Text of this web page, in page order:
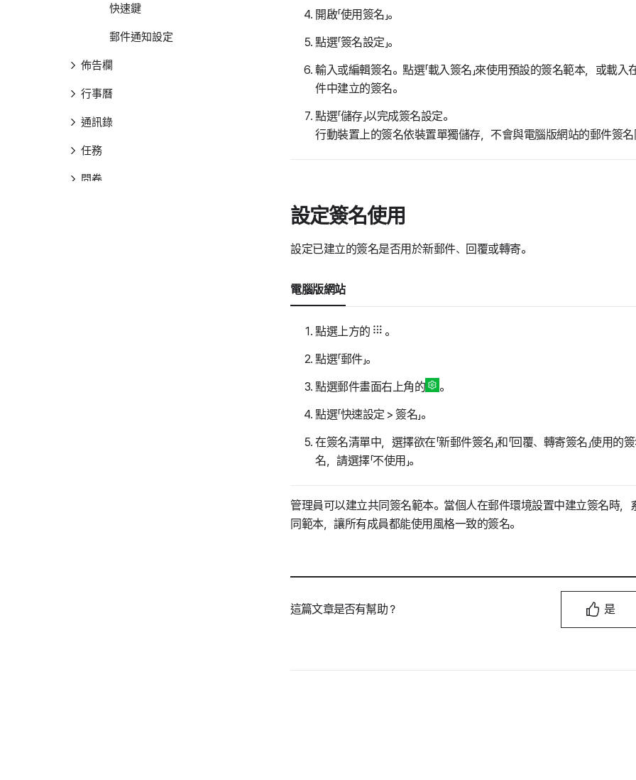
快速鍵
郵件通知設定
佈告欄
行事曆
通訊錄
任務
問卷
開啟「使用簽名」。
點選「簽名設定」。
輸入或編輯簽名。點選「載入簽名」來使用預設的簽名範本，或載入
件中建立的簽名。
點選「儲存」以完成簽名設定。
行動裝置上的簽名依裝置單獨儲存，不會與電腦版網站的郵件簽名
設定簽名使用
設定已建立的簽名是否用於新郵件、回覆或轉寄。
電腦版網站
點選上方的 。
點選「郵件」。
點選郵件畫面右上角的 。
點選「快速設定 > 簽名」。
在簽名清單中，選擇欲在「新郵件簽名」和「回覆、轉寄簽名」使用的
名，請選擇「不使用」。
管理員可以建立共同簽名範本。當個人在郵件環境設置中建立簽名時，
同範本，讓所有成員都能使用風格一致的簽名。
這篇文章是否有幫助？ 是